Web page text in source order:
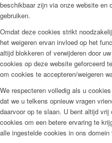
beschikbaar zijn via onze website en
gebruiken.
Omdat deze cookies strikt
het weigeren ervan invloed op het
altijd blokkeren of verwijderen door
cookies op deze website geforceerd
om cookies te accepteren/weigeren
We respecteren volledig als u
dat we u telkens opnieuw vragen
daarvoor op te slaan. U bent altijd
cookies om een betere ervaring te
alle ingestelde cookies in ons domein